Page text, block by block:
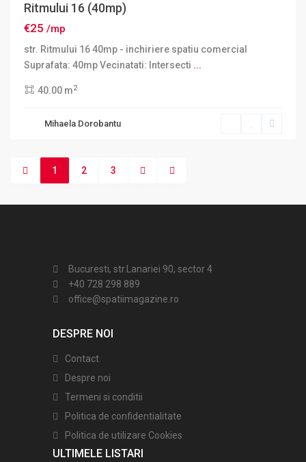
Ritmului 16 (40mp)
€25 /mp
str. Ritmului 16 40mp - inchiriere spatiu comercial
Suprafata: 40mp Vecinatati: Intersecti ...
40.00 m2
Mihaela Dorobantu
1 2 3
Bucuresti, str.Lanariei 90, sector 4
+40 728 298 889
office@spatiimagazine.ro
DESPRE NOI
Contact
Despre noi
Termeni si conditii
Politica de confidentialitate
Politica de utilizare Cookies
ULTIMELE LISTARI